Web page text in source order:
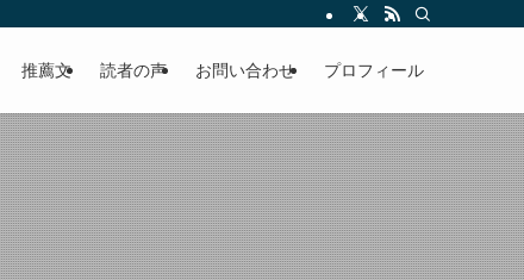
やかな話を「情報のミルフィーユ」にして提供中。800名超のメルマガ読
推薦文 読者の声 お問い合わせ プロフィール